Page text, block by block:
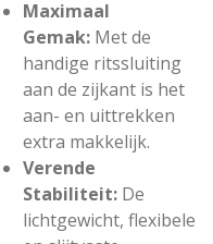
Maximaal
Gemak: Met de
handige ritssluiting
aan de zijkant is het
aan- en uittrekken
extra makkelijk.
Verende
Stabiliteit: De
lichtgewicht, flexibele